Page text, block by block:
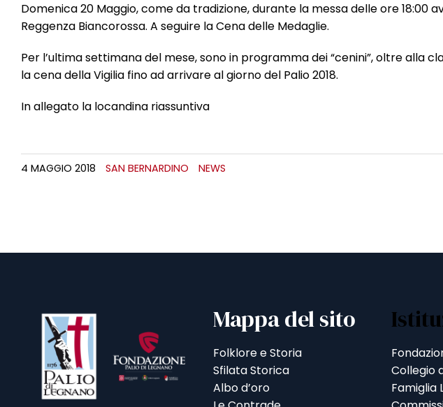
Domenica 20 Maggio, come da tradizione, durante la messa delle ore 18:00
Reggenza Biancorossa. A seguire la Cena delle Medaglie.
Per l’ultima settimana del mese, sono in programma dei “cenini”, oltre alla
la cena della Vigilia fino ad arrivare al giorno del Palio 2018.
In allegato la locandina riassuntiva
4 MAGGIO 2018 SAN BERNARDINO NEWS
Mappa del sito
Folklore e Storia
Sfilata Storica
Albo d’oro
Collegio
Famiglia